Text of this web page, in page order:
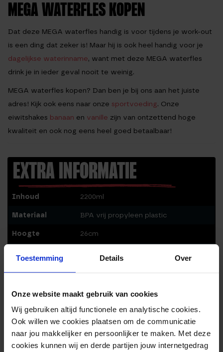
Toestemming Details Over
Onze website maakt gebruik van cookies
Wij gebruiken altijd functionele en analytische cookies.
Ook willen we cookies plaatsen om de communicatie
naar jou makkelijker en persoonlijker te maken. Met deze
cookies kunnen wij en derde partijen jouw internetgedrag
MEGA WATERFLES KOPEN
Dat deze MEGA waterfles handig is voor tijdens je work-out
is een ding dat zeker is! Maar hij is ook heel handig voor je
dagelijkse waterinname, want met deze MEGA waterfles
drink je in ieder geval nooit te weinig.
MEGA waterfles kopen? Dan ben je bij ons aan het juiste
adres! Kijk ook eens naar onze sportvoeding. Onze
eiwitshakes banaan en vanille zijn van ontzettend hoge
kwaliteit en ook nog eens heel goed betaalbaar!
EXTRA INFORMATIE
Inhoud 2200ml
Materiaal BPA vrij propyleen plastic
Hoogte 26cm
Kleur
Door Feedback Company
4.67 out of
9.34/ 10 7